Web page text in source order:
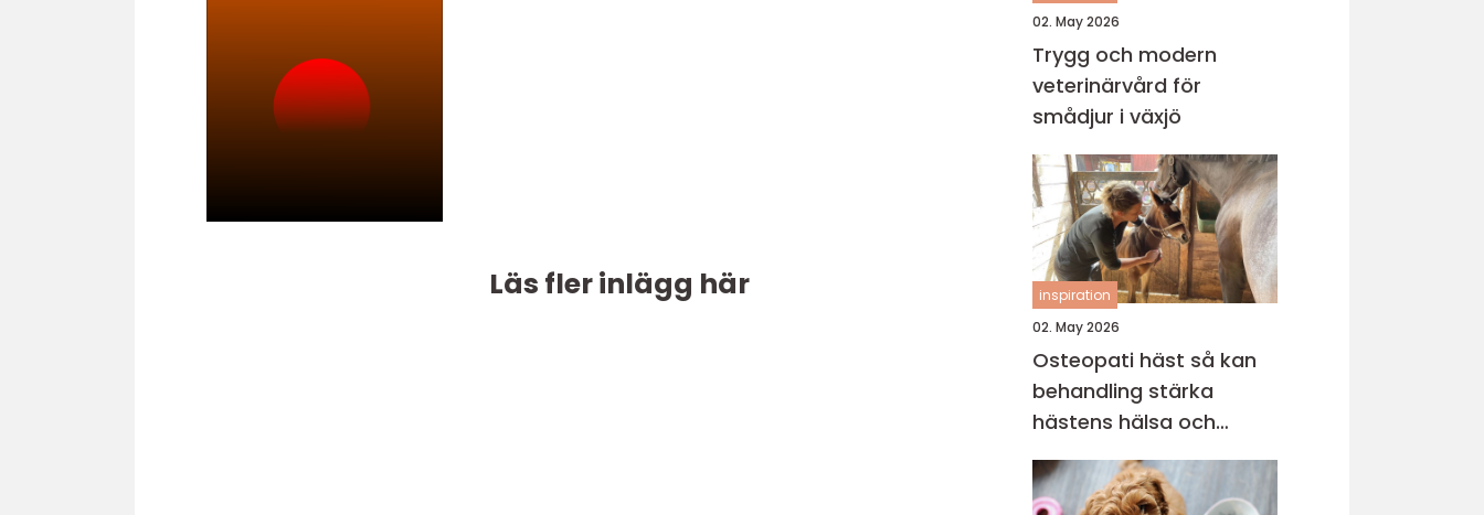
Läs fler inlägg här
02. May 2026
Trygg och modern
veterinärvård för
smådjur i växjö
inspiration
02. May 2026
Osteopati häst så kan
behandling stärka
hästens hälsa och
prestation